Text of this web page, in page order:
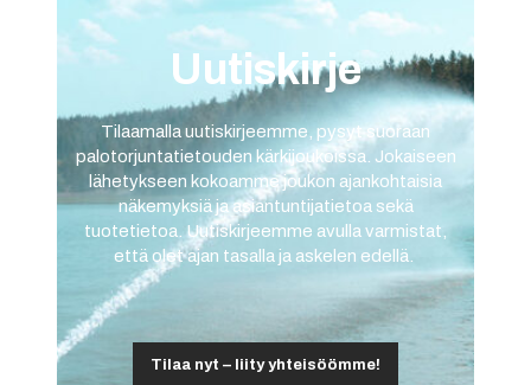
Uutiskirje
Tilaamalla uutiskirjeemme, pysyt suoraan
palotorjuntatietouden kärkijoukoissa. Jokaiseen
lähetykseen kokoamme joukon ajankohtaisia
näkemyksiä ja asiantuntijatietoa sekä
tuotetietoa. Uutiskirjeemme avulla varmistat,
että olet ajan tasalla ja askelen edellä.
Tilaa nyt – liity yhteisöömme!